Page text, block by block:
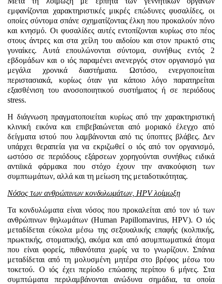
εμφανίζονται χαρακτηριστικές μικρές επώδυνες φυσαλίδες, οι
οποίες σύντομα σπάνε σχηματίζοντας έλκη που προκαλούν πόνο
και κνησμό. Οι φυσαλίδες αυτές εντοπίζονται κυρίως στο πέος
στους άντρες και στα χείλη του αιδοίου και στον πρωκτό στις
γυναίκες. Αυτά επουλώνονται σύντομα, συνήθως εντός 2
εβδομάδων και ο ιός παραμένει ανενεργός στον οργανισμό για
μεγάλα χρονικά διαστήματα. Ωστόσο, ενεργοποιείται
περιστασιακά, κυρίως όταν για κάποιο λόγο παρατηρείται
εξασθένιση του ανοσοποιητικού συστήματος ή σε περιόδους
stress.
Η διάγνωση πραγματοποιείται κυρίως από την χαρακτηριστική
κλινική εικόνα και επιβεβαιώνεται από μοριακό έλεγχο από
δείγματα ιστού που λαμβάνονται από τις ύποπτες βλάβες. Δεν
υπάρχει θεραπεία για να εκριζωθεί ο ιός από τον οργανισμό,
ωστόσο σε περιόδους εξάρσεων χορηγούνται συνήθως ειδικά
αντιϊικά φάρμακα που στόχο έχουν την ανακούφιση των
συμπτωμάτων, αλλά και τη μείωση της μεταδοτικότητας.
Νόσος των ανθρώπινων κονδυλωμάτων, HPVλοίμωξη
Τα κονδυλώματα είναι νόσος που προκαλείται από τον ιό των
ανθρώπινων θηλωμάτων (Human Papillomavirus,HPV).O ιός
μεταδίδεται εύκολα μέσω της σεξουαλικής επαφής (κολπικής,
πρωκτικής, στοματικής), ακόμα και από ασυμπτωματικά άτομα
που είναι φορείς, πιθανότατα χωρίς να το γνωρίζουν. Σπάνια
μεταδίδεται από τη μολυσμένη μητέρα στο βρέφος μέσω του
τοκετού. Ο ιός έχει περίοδο επώασης περίπου 6 μήνες. Στα
συμπτώματα περιλαμβάνονται ανώδυνα σημάδια, τα οποία